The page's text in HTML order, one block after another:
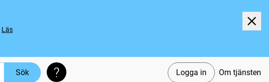
Läs
Logga in Om tjänsten
Sök Söktips